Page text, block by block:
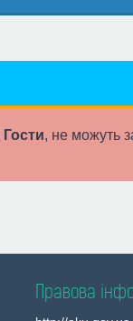
Гости, не можуть
Правова